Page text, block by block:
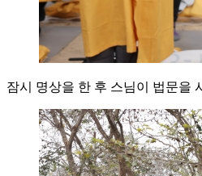
잠시 명상을 한 후 스님이 법문을